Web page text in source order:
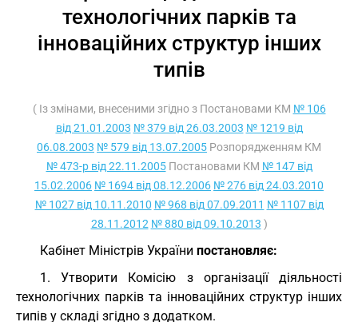
технологічних парків та
інноваційних структур інших
типів
( Із змінами, внесеними згідно з Постановами КМ № 106
від 21.01.2003 № 379 від 26.03.2003 № 1219 від
06.08.2003 № 579 від 13.07.2005 Розпорядженням КМ
№ 473-р від 22.11.2005Постановами КМ № 147 від
15.02.2006 № 1694 від 08.12.2006 № 276 від 24.03.2010
№ 1027 від 10.11.2010 № 968 від 07.09.2011 № 1107 від
28.11.2012 № 880 від 09.10.2013 )
Кабінет Міністрів України постановляє:
1. Утворити Комісію з організації діяльності
технологічних парків та інноваційних структур інших
типів у складі згідно з додатком.